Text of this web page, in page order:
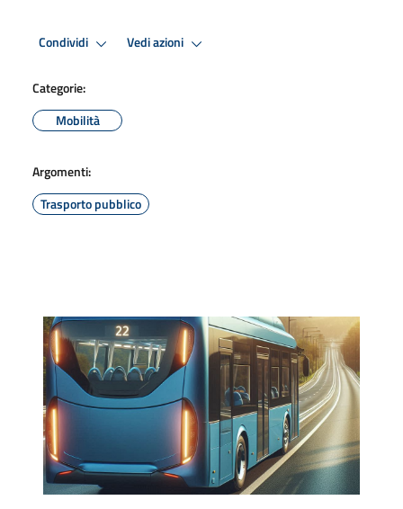
Condividi Vedi azioni
Categorie:
Mobilità
Argomenti:
Trasporto pubblico